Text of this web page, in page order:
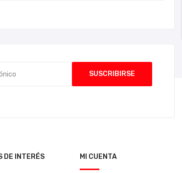
DE INTERÉS MI CUENTA